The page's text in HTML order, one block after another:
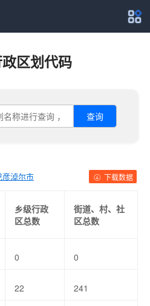
区划代码
查询
彦淖尔市 下载数据
乡级行政
区总数
街道、村、社
区总数
0 0
22 241